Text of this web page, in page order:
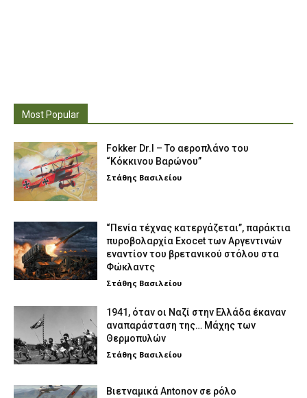
Most Popular
Fokker Dr.I – To αεροπλάνο του
“Κόκκινου Βαρώνου”
Στάθης Βασιλείου
“Πενία τέχνας κατεργάζεται”, παράκτια
πυροβολαρχία Exocet των Αργεντινών
εναντίον του βρετανικού στόλου στα
Φώκλαντς
Στάθης Βασιλείου
1941, όταν οι Ναζί στην Ελλάδα έκαναν
αναπαράσταση της… Μάχης των
Θερμοπυλών
Στάθης Βασιλείου
Βιετναμικά Antonov σε ρόλο